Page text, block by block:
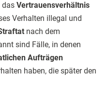
das Vertrauensverhältnis
Verhalten illegal und
nach dem
sind Fälle, in denen
Aufträgen
haben, die später den